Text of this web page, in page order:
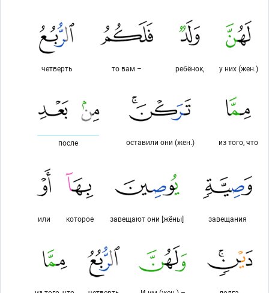
у них (жен.)
ребёнок,
то вам –
четверть
из того, что
оставили они (жен.)
после
завещания
завещают они [жёны]
которое
или